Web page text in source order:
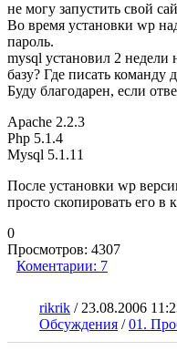
не могу запустить свой
Во время установки wp
пароль.
mysql установил 2 недели
базу? Где писать команду
Буду благодарен, если
Apache 2.2.3
Php 5.1.4
Mysql 5.1.11
После установки wp
просто скопировать его в
0
Просмотров: 4307
Коментарии: 7
rikrik / 23.08.2006
Обсуждения /01.